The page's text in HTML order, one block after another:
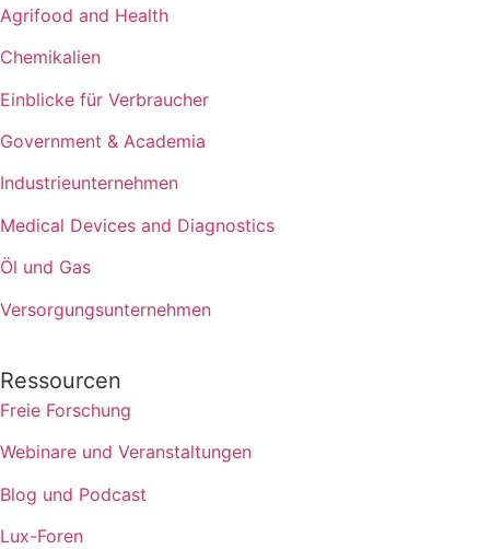
Agrifood and Health
Chemikalien
Einblicke für Verbraucher
Government & Academia
Industrieunternehmen
Medical Devices and Diagnostics
Öl und Gas
Versorgungsunternehmen
Ressourcen
Freie Forschung
Webinare und Veranstaltungen
Blog und Podcast
Lux-Foren